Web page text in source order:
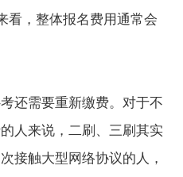
看，整体报名费用通常会
还需要重新缴费。对于不
人来说，二刷、三刷其实
接触大型网络协议的人，